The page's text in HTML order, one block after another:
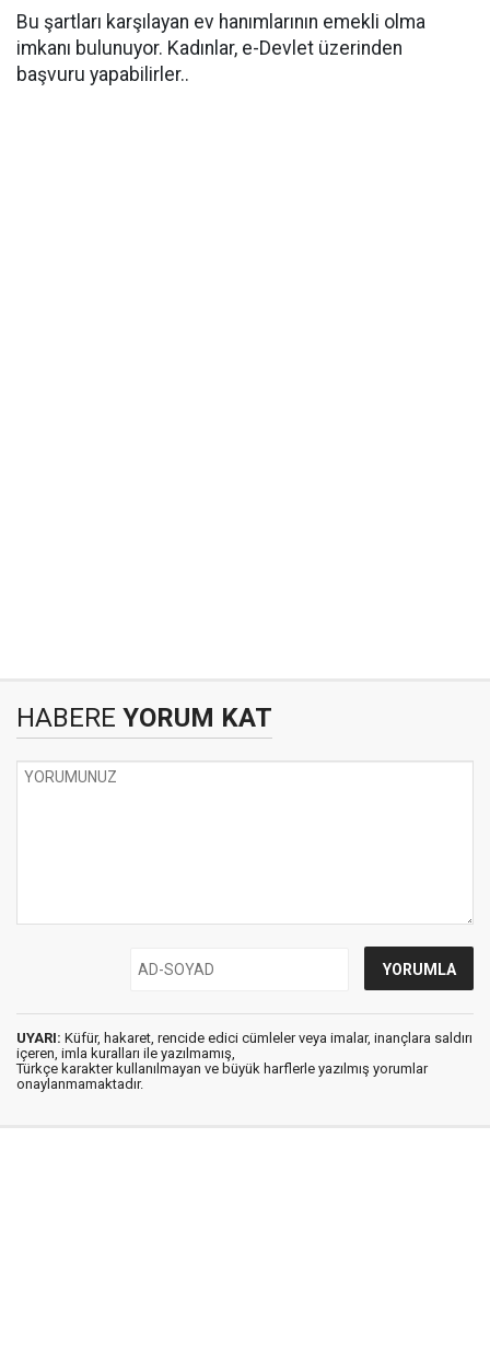
Bu şartları karşılayan ev hanımlarının emekli olma
imkanı bulunuyor. Kadınlar, e-Devlet üzerinden
başvuru yapabilirler..
HABERE YORUM KAT
UYARI: Küfür, hakaret, rencide edici cümleler veya imalar, inançlara saldırı
içeren, imla kuralları ile yazılmamış,
Türkçe karakter kullanılmayan ve büyük harflerle yazılmış yorumlar
onaylanmamaktadır.